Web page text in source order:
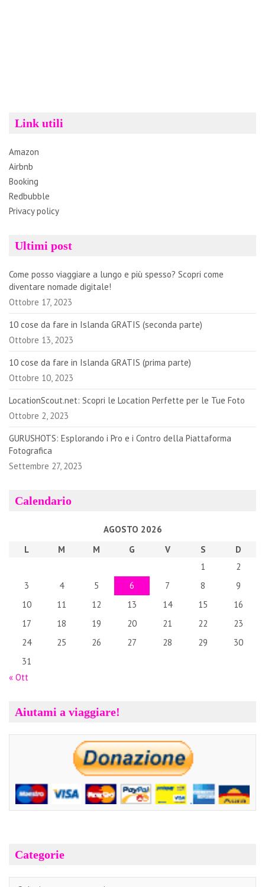
Link utili
Amazon
Airbnb
Booking
Redbubble
Privacy policy
Ultimi post
Come posso viaggiare a lungo e più spesso? Scopri come
diventare nomade digitale!
Ottobre 17, 2023
10 cose da fare in Islanda GRATIS (seconda parte)
Ottobre 13, 2023
10 cose da fare in Islanda GRATIS (prima parte)
Ottobre 10, 2023
LocationScout.net: Scopri le Location Perfette per le Tue Foto
Ottobre 2, 2023
GURUSHOTS: Esplorando i Pro e i Contro della Piattaforma
Fotografica
Settembre 27, 2023
Calendario
AGOSTO 2026
L
M M G V S
D
1
2
3
4 5 6 7 8
9
10
11 12 13 14 15
16
17
18 19 20 21 22
23
24
25 26 27 28 29
30
31
« Ott
Aiutami a viaggiare!
Categorie